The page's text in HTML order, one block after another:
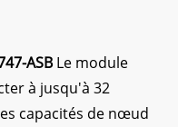
ASBLe module
à jusqu'à 32
capacités de nœud